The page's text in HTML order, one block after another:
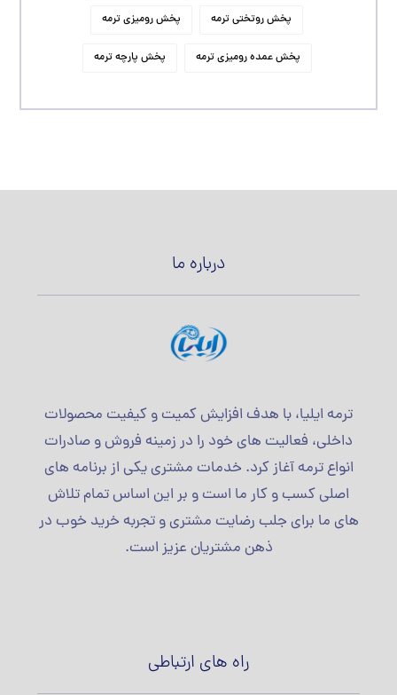
پخش روتختی ترمه پخش رومیزی ترمه
پخش عمده رومیزی ترمه پخش پارچه ترمه
درباره ما
ترمه ایلیا، با هدف افزایش کمیت و کیفیت محصولات
داخلی، فعالیت های خود را در زمینه فروش و صادرات
انواع ترمه آغاز کرد. خدمات مشتری یکی از برنامه های
اصلی کسب و کار ما است و بر این اساس تمام تلاش
های ما برای جلب رضایت مشتری و تجربه خرید خوب در
ذهن مشتریان عزیز است.
راه های ارتباطی